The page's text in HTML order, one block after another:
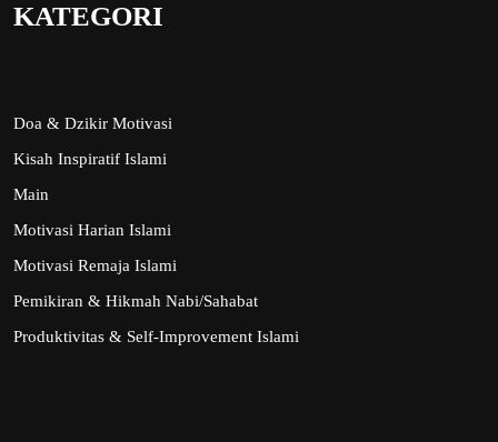
KATEGORI
Doa & Dzikir Motivasi
Kisah Inspiratif Islami
Main
Motivasi Harian Islami
Motivasi Remaja Islami
Pemikiran & Hikmah Nabi/Sahabat
Produktivitas & Self-Improvement Islami